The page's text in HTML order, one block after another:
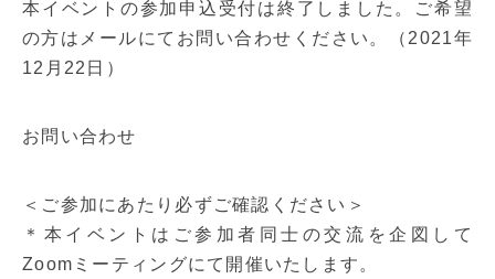
本イベントの参加申込受付は終了しました。ご希望
の方はメールにてお問い合わせください。（2021年
12月22日）
お問い合わせ
＜ご参加にあたり必ずご確認ください＞
＊本イベントはご参加者同士の交流を企図して
Zoomミーティングにて開催いたします。